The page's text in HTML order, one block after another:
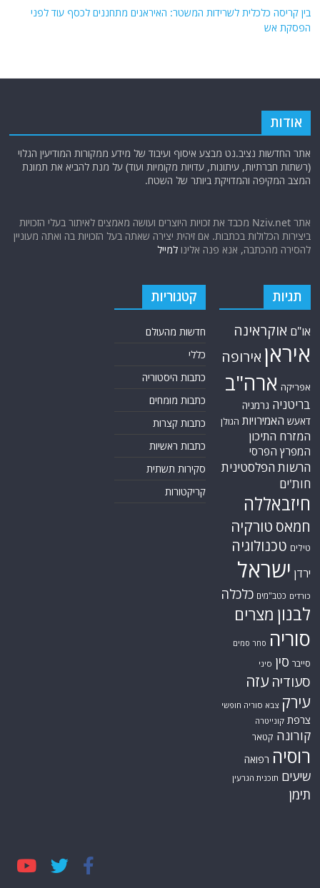
בין קריסה כלכלית לשרידות המשטר: האיראנים מתחננים לכסף עוד לפני
הפסקת אש
אודות
אתר החדשות נציב.נט מבצע איסוף ועיבוד של מידע ממקורות המודיעין הגלוי
(רשתות חברתיות, עיתונות, עדויות מקומיות ועוד) על מנת להביא את תמונת
המצב המקיפה והמדויקת ביותר של השטח.
אתר Nziv.net מכבד את זכויות היוצרים ועושה מאמצים לאיתור בעלי הזכויות
ביצירות הכלולות בכתבות. אם זיהית יצירה שאתה בעל הזכויות בה ואתה מעוניין
להסירה מהכתבה, אנא פנה אלינולמייל
תגיות
או"ם אוקראינה
איראן אירופה
אפריקה ארה"ב
בריטניה גרמניה
דאעש האמירויות הגולן
המזרח התיכון
המפרץ הפרסי
הרשות הפלסטינית
חות'ים
חיזבאללה
חמאס טורקיה
טילים טכנולוגיה
ירדן ישראל
כורדים כטב"מים כלכלה
לבנון מצרים
סוריה סחר סמים
סייבר סין סיני
סעודיה עזה
עירק צבא סוריה חופשי
צרפת קונייטרה
קורונה קטאר
רוסיה רפואה
שיעים תוכנית הגרעין
תימן
קטגוריות
חדשות מהעולם
כללי
כתבות היסטוריה
כתבות מומחים
כתבות קצרות
כתבות ראשיות
סקירות תשתית
קריקטורות